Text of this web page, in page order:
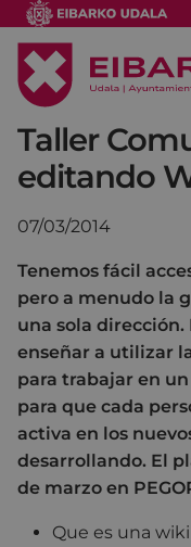
Taller
editando
07/03/2014
Tenemos fácil
pero a menudo la
una sola
enseñar a utilizar
para trabajar en
para que cada
activa en los
desarrollando. El
de marzo en
Que es una wiki